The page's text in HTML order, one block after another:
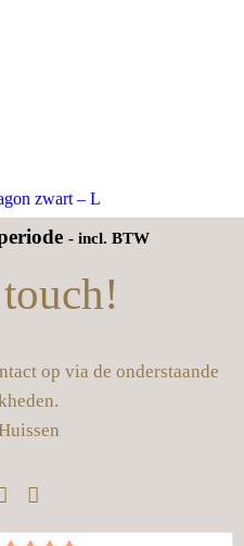
zwart – L
- incl. BTW
op via de onderstaande